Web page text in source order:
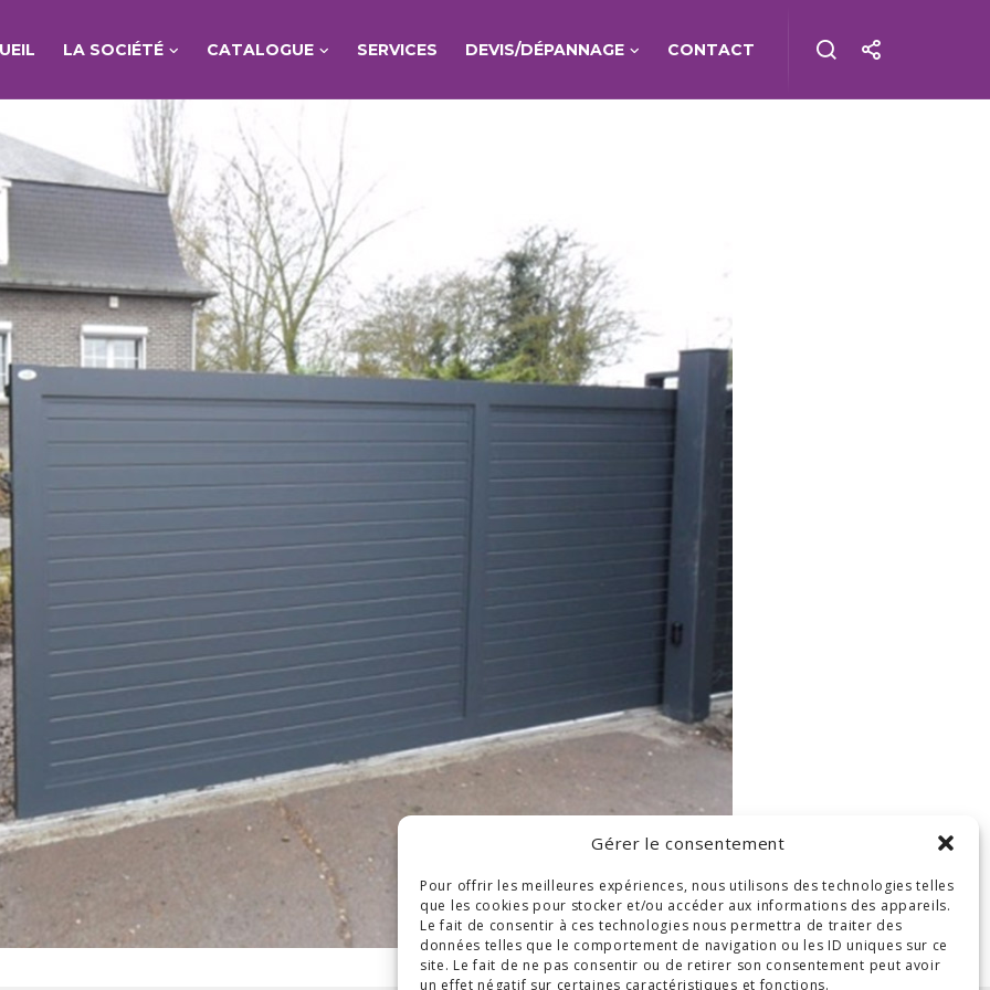
Gérer le consentement
Pour offrir les meilleures expériences, nous utilisons des technologies telles
que les cookies pour stocker et/ou accéder aux informations des appareils.
Le fait de consentir à ces technologies nous permettra de traiter des
données telles que le comportement de navigation ou les ID uniques sur ce
site. Le fait de ne pas consentir ou de retirer son consentement peut avoir
un effet négatif sur certaines caractéristiques et fonctions.
LA SOCIÉTÉ CATALOGUE SERVICES DEVIS/DÉPANNAGE CONTACT